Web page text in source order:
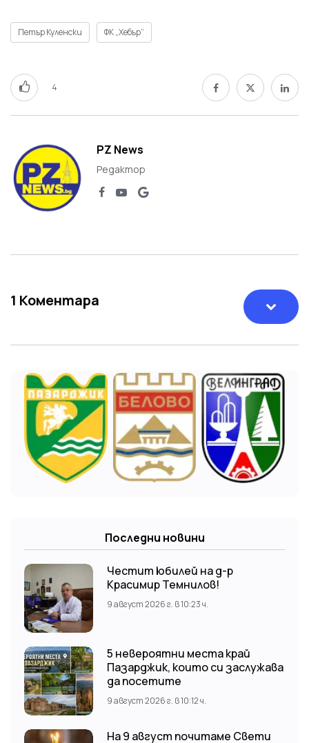
Петър Куленски ФК „Хебър“
4
PZ News
Редактор
1 Коментара
Последни новини
Честит юбилей на д-р
Красимир Темнилов!
9 август 2026 г. в 10:23 ч.
5 невероятни места край
Пазарджик, които си заслужава
да посетите
9 август 2026 г. в 10:12 ч.
На 9 август почитаме Свети